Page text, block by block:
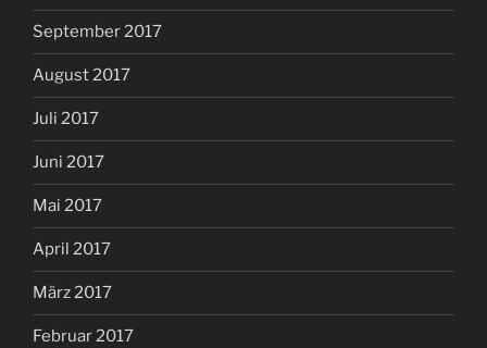
September 2017
August 2017
Juli 2017
Juni 2017
Mai 2017
April 2017
März 2017
Februar 2017